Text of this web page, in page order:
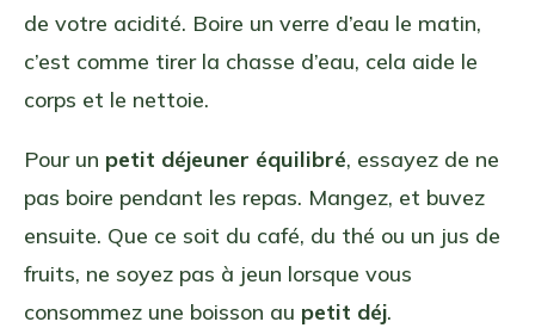
de votre acidité. Boire un verre d’eau le matin,
c’est comme tirer la chasse d’eau, cela aide le
corps et le nettoie.
Pour un petit déjeuner équilibré, essayez de ne
pas boire pendant les repas. Mangez, et buvez
ensuite. Que ce soit du café, du thé ou un jus de
fruits, ne soyez pas à jeun lorsque vous
consommez une boisson au petit déj.